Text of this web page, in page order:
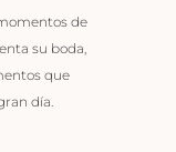
de
su boda,
que
día.